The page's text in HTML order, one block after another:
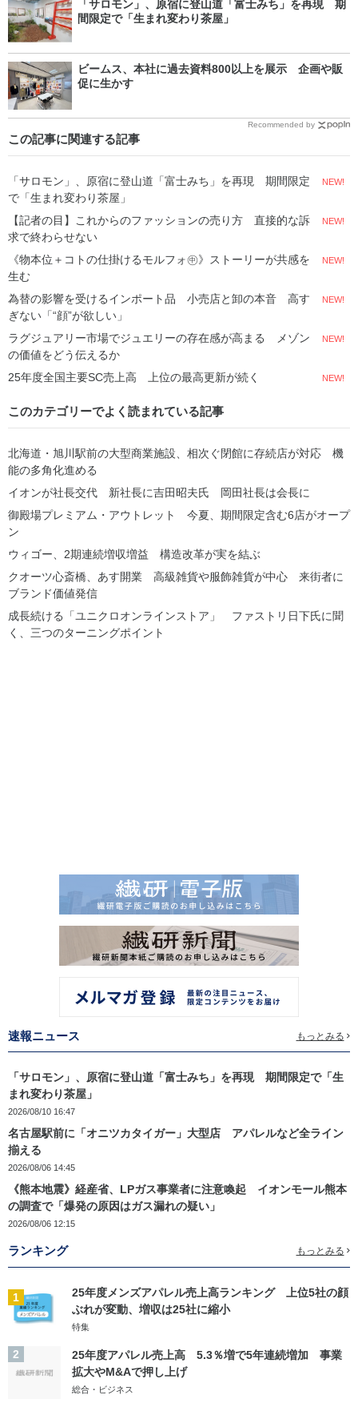
「サロモン」、原宿に登山道「富士みち」を再現 期
間限定で「生まれ変わり茶屋」
ビームス、本社に過去資料800以上を展示 企画や販
促に生かす
Recommended by
この記事に関連する記事
「サロモン」、原宿に登山道「富士みち」を再現 期間限定
で「生まれ変わり茶屋」
NEW!
【記者の目】これからのファッションの売り方 直接的な訴
求で終わらせない
NEW!
《物本位＋コトの仕掛けるモルフォ㊥》ストーリーが共感を
生む
NEW!
為替の影響を受けるインポート品 小売店と卸の本音 高す
ぎない「“顔”が欲しい」
NEW!
ラグジュアリー市場でジュエリーの存在感が高まる メゾン
の価値をどう伝えるか
NEW!
25年度全国主要SC売上高 上位の最高更新が続く NEW!
このカテゴリーでよく読まれている記事
北海道・旭川駅前の大型商業施設、相次ぐ閉館に存続店が対応 機
能の多角化進める
イオンが社長交代 新社長に吉田昭夫氏 岡田社長は会長に
御殿場プレミアム・アウトレット 今夏、期間限定含む6店がオープ
ン
ウィゴー、2期連続増収増益 構造改革が実を結ぶ
クオーツ心斎橋、あす開業 高級雑貨や服飾雑貨が中心 来街者に
ブランド価値発信
成長続ける「ユニクロオンラインストア」 ファストリ日下氏に聞
く、三つのターニングポイント
速報ニュース もっとみる
「サロモン」、原宿に登山道「富士みち」を再現 期間限定で「生
まれ変わり茶屋」
2026/08/10 16:47
名古屋駅前に「オニツカタイガー」大型店 アパレルなど全ライン
揃える
2026/08/06 14:45
《熊本地震》経産省、LPガス事業者に注意喚起 イオンモール熊本
の調査で「爆発の原因はガス漏れの疑い」
2026/08/06 12:15
ランキング もっとみる
1
25年度メンズアパレル売上高ランキング 上位5社の顔
ぶれが変動、増収は25社に縮小
特集
2
25年度アパレル売上高 5.3％増で5年連続増加 事業
拡大やM&Aで押し上げ
総合・ビジネス